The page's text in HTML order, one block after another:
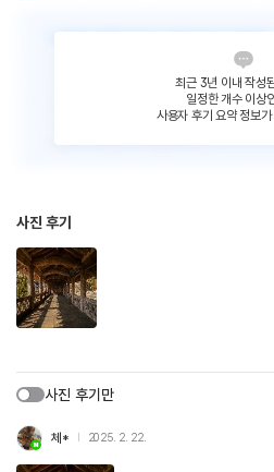
최근 3년 이내 작성
일정한 개수 이상
사용자 후기 요약 정보
사진 후기
사진 후기만
체* 2025. 2. 22.